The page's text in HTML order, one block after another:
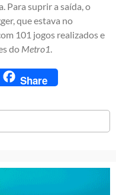
Para suprir a saída, o
que estava no
101 jogos realizados e
do Metro1.
Share